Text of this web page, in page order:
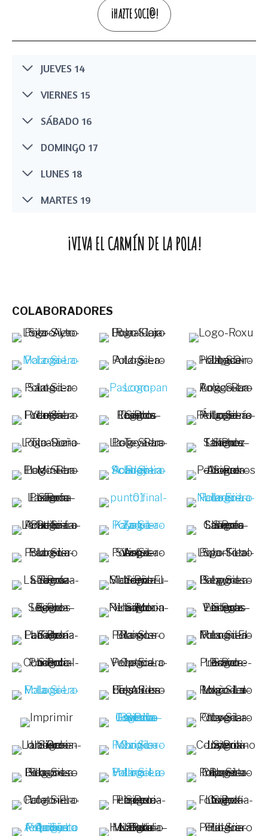
¡HAZTE SOCI@!
JUEVES 14
VIERNES 15
SÁBADO 16
DOMINGO 17
LUNES 18
MARTES 19
¡VIVA EL CARMÍN DE LA POLA!
COLABORADORES